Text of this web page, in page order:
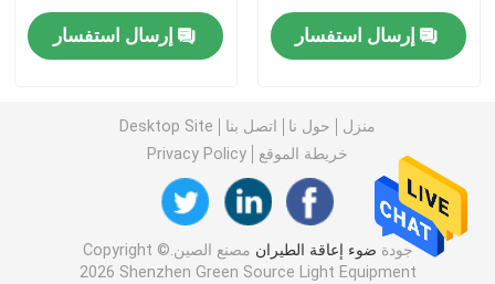
ضوء تحذير المرور الشمسي
أضواء تاكسي المطار
تحكم ضوء الانسداد
أضواء تحذير الطائرات
إرسال استفسار إرسال استفسار
منزل حول نا اتصل بنا
Desktop Site
خريطة الموقع
Privacy Policy
جودة ضوء إعاقة الطيران
مصنع الصين.Copyright ©
2026 Shenzhen Green Source Light Equipment